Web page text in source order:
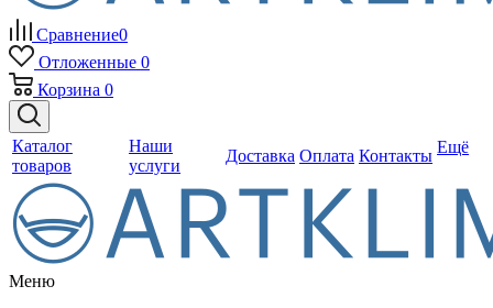
Сравнение0
Отложенные 0
Корзина 0
Каталог
товаров
Наши
услуги
Доставка Оплата Контакты Ещё
Меню